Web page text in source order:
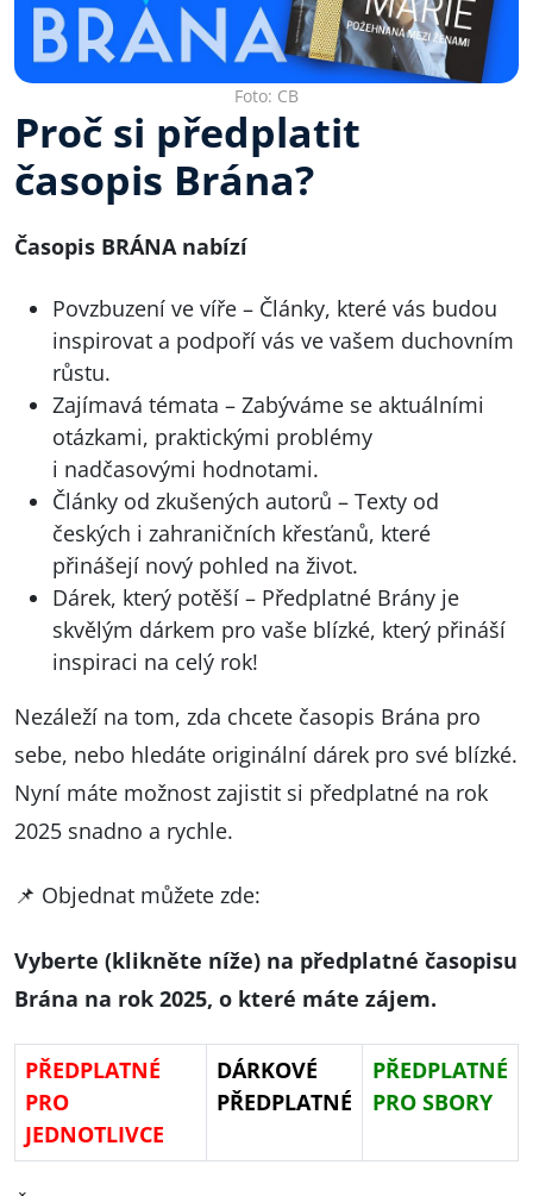
Foto: CB
Proč si předplatit
časopis Brána?
Časopis BRÁNA nabízí
Povzbuzení ve víře – Články, které vás budou
inspirovat a podpoří vás ve vašem duchovním
růstu.
Zajímavá témata – Zabýváme se aktuálními
otázkami, praktickými problémy
i nadčasovými hodnotami.
Články od zkušených autorů – Texty od
českých i zahraničních křesťanů, které
přinášejí nový pohled na život.
Dárek, který potěší – Předplatné Brány je
skvělým dárkem pro vaše blízké, který přináší
inspiraci na celý rok!
Nezáleží na tom, zda chcete časopis Brána pro
sebe, nebo hledáte originální dárek pro své blízké.
Nyní máte možnost zajistit si předplatné na rok
2025 snadno a rychle.
📌 Objednat můžete zde:
Vyberte (klikněte níže) na předplatné časopisu
Brána na rok 2025, o které máte zájem.
PŘEDPLATNÉ
PRO
JEDNOTLIVCE
DÁRKOVÉ
PŘEDPLATNÉ
PŘEDPLATNÉ
PRO SBORY